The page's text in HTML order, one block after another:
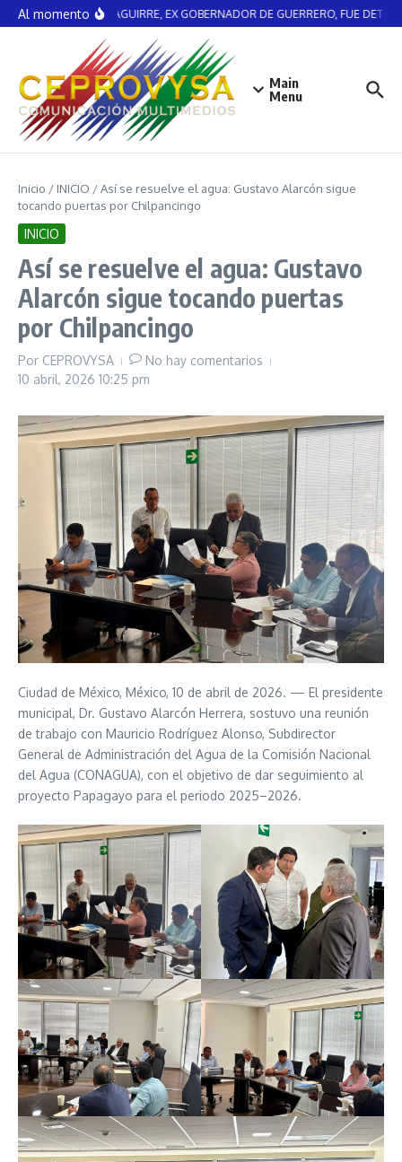
Saltar al contenido
Al momentoÁNGEL AGUIRRE, EX GOBERNADOR DE GUERRERO, FUE
Main
Menu
Inicio / INICIO /Así se resuelve el agua: Gustavo Alarcón sigue
tocando puertas por Chilpancingo
INICIO
Así se resuelve el agua: Gustavo
Alarcón sigue tocando puertas
por Chilpancingo
Por CEPROVYSA
No hay comentarios
10 abril, 2026 10:25 pm
Ciudad de México, México, 10 de abril de 2026. — El presidente
municipal, Dr. Gustavo Alarcón Herrera, sostuvo una reunión
de trabajo con Mauricio Rodríguez Alonso, Subdirector
General de Administración del Agua de la Comisión Nacional
del Agua (CONAGUA), con el objetivo de dar seguimiento al
proyecto Papagayo para el periodo 2025–2026.